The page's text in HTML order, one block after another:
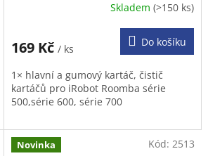
je
z
5
hvězdiček.
Skladem (>150 ks)
169 Kč / ks
Do košíku
1× hlavní a gumový kartáč, čistič
kartáčů pro iRobot Roomba série
500,série 600, série 700
Novinka Kód: 2513